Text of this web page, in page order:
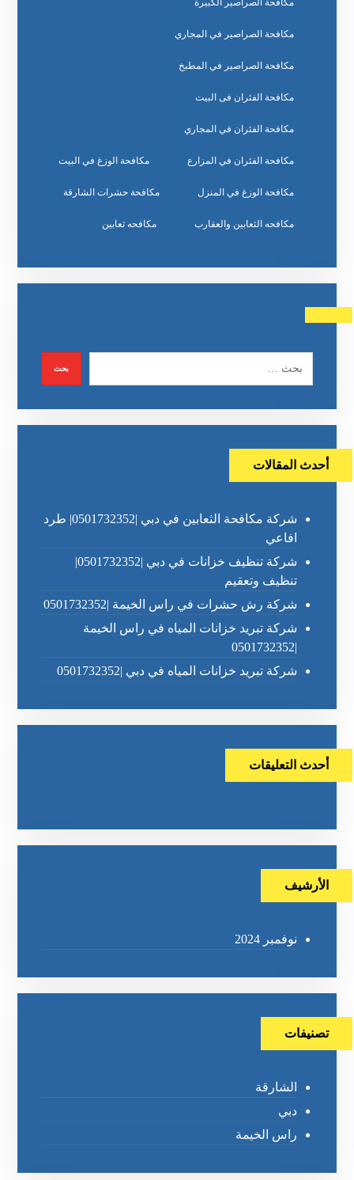
مكافحة الصراصير في المجاري
مكافحة الصراصير في المطبخ
مكافحة الفئران فى البيت
مكافحة الفئران في المجاري
مكافحة الفئران في المزارع مكافحة الوزغ في البيت
مكافحة الوزغ في المنزل مكافحة حشرات الشارقة
مكافحه الثعابين والعقارب مكافحه ثعابين
أحدث المقالات
شركة مكافحة الثعابين في دبي |0501732352| طرد
افاعي
شركة تنظيف خزانات في دبي |0501732352|
تنظيف وتعقيم
شركة رش حشرات في راس الخيمة |0501732352
شركة تبريد خزانات المياه في راس الخيمة
|0501732352
شركة تبريد خزانات المياه في دبي |0501732352
أحدث التعليقات
الأرشيف
نوفمبر 2024
تصنيفات
الشارقة
دبي
راس الخيمة